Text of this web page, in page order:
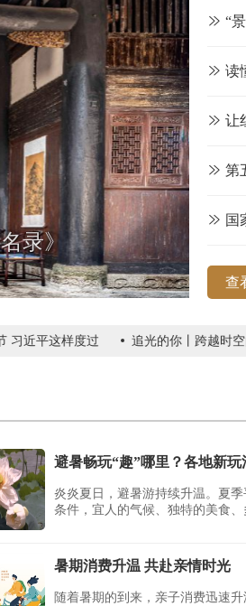
录》
“
读
让
第
国
查
近平这样度过 追光的你丨跨越时空的
避暑畅玩“趣”哪里？各地新
炎炎夏日，避暑游持续升温。夏
条件，宜人的气候、独特的美食
暑期消费升温 共赴亲情时光
随着暑期的到来，亲子消费迅速